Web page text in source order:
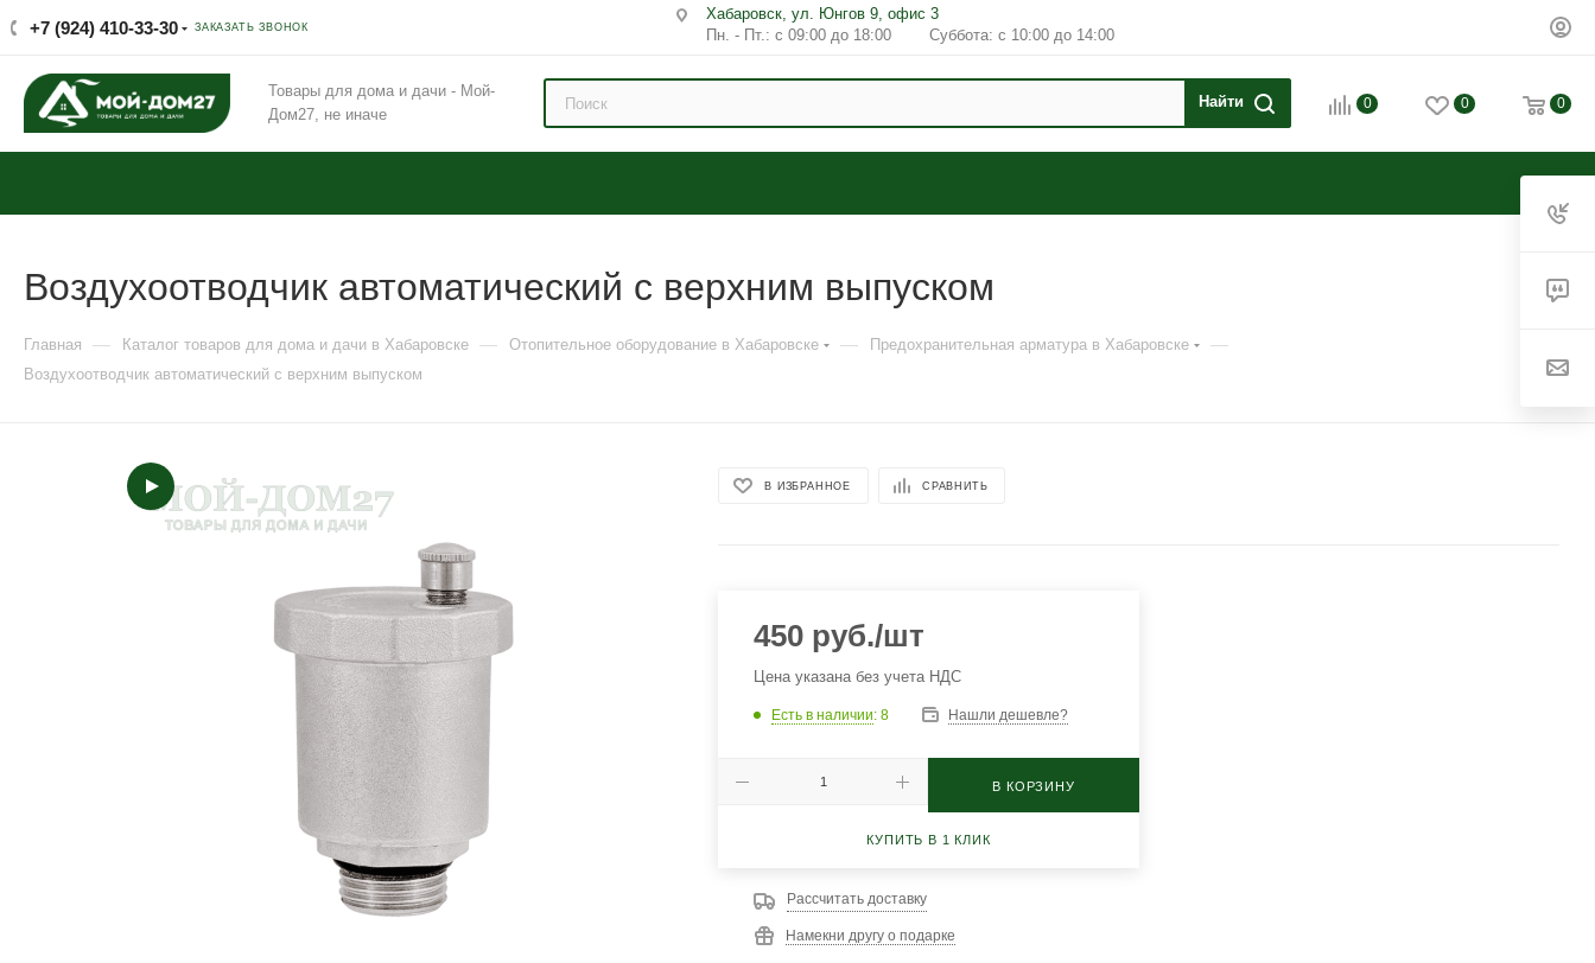
+7 (924) 410-33-30 ЗАКАЗАТЬ ЗВОНОК
Хабаровск, ул. Юнгов 9, офис 3
Пн. - Пт.: с 09:00 до 18:00 Суббота: с 10:00 до 14:00
Товары для дома и дачи - Мой-
Дом27, не иначе
0 0 0
Воздухоотводчик автоматический с верхним выпуском
Главная — Каталог товаров для дома и дачи в Хабаровске — Отопительное оборудование в Хабаровске — Предохранительная арматура в Хабаровске —
Воздухоотводчик автоматический с верхним выпуском
В ИЗБРАННОЕ СРАВНИТЬ
450 руб./шт
Цена указана без учета НДС
Есть в наличии: 8 Нашли дешевле?
В КОРЗИНУ
КУПИТЬ В 1 КЛИК
Рассчитать доставку
Намекни другу о подарке